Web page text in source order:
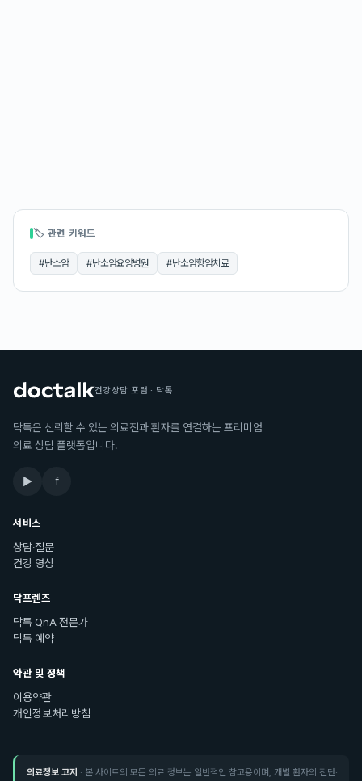
🏷 관련 키워드
#난소암 #난소암요양병원 #난소암항암치료
건강상담 포럼 · 닥톡
닥톡은 신뢰할 수 있는 의료진과 환자를 연결하는 프리미엄
의료 상담 플랫폼입니다.
▶ f
서비스
상담·질문
건강 영상
닥프렌즈
닥톡 QnA 전문가
닥톡 예약
약관 및 정책
이용약관
개인정보처리방침
의료정보 고지 · 본 사이트의 모든 의료 정보는 일반적인 참고용이며, 개별 환자의 진단·